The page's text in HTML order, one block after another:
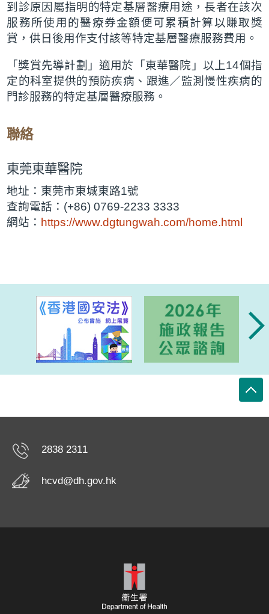
到診原因屬指明的特定基層醫療用途，長者在該次
服務所使用的醫療券金額便可累積計算以賺取獎
賞，供日後用作支付該等特定基層醫療服務費用。
「獎賞先導計劃」適用於「東華醫院」以上14個指
定的科室提供的預防疾病、跟進／監測慢性疾病的
門診服務的特定基層醫療服務。
聯絡
東莞東華醫院
地址：東莞市東城東路1號
查詢電話：(+86) 0769-2233 3333
網站： https://www.dgtungwah.com/home.html
2838 2311
hcvd@dh.gov.hk